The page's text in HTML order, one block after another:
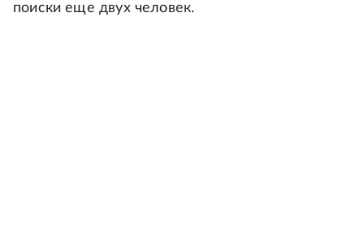
поиски еще двух человек.